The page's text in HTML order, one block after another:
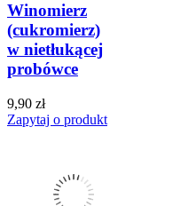
Winomierz
(cukromierz)
w nietłukącej
probówce
9,90 zł
Zapytaj o produkt